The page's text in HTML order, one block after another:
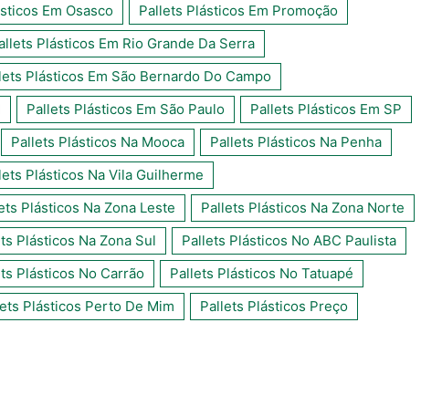
Em Osasco
Pallets Plásticos Em Promoção
Plásticos Em Rio Grande Da Serra
Plásticos Em São Bernardo Do Campo
Pallets Plásticos Em São Paulo
Pallets Plásticos Em SP
Pallets Plásticos Na Mooca
Pallets Plásticos Na Penha
Plásticos Na Vila Guilherme
Plásticos Na Zona Leste
Pallets Plásticos Na Zona Norte
Plásticos Na Zona Sul
Pallets Plásticos No ABC Paulista
Plásticos No Carrão
Pallets Plásticos No Tatuapé
Plásticos Perto De Mim
Pallets Plásticos Preço